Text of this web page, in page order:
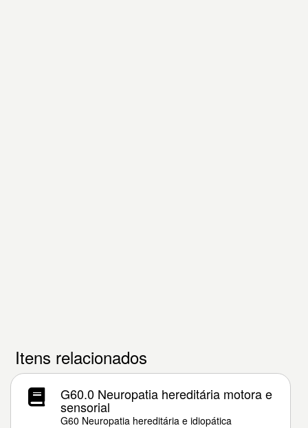
Itens relacionados
G60.0 Neuropatia hereditária motora e
sensorial
G60 Neuropatia hereditária e idiopática